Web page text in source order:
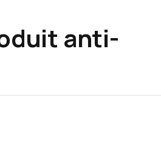
anti-